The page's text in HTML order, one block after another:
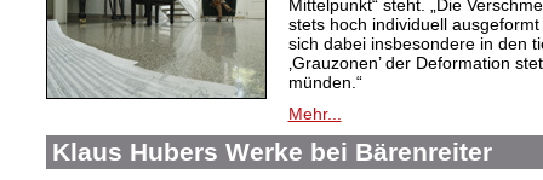
Mittelpunkt“ steht. „Die
stets hoch individuell ausgeformt
sich dabei insbesondere in den
‚Grauzonen’ der Deformation
münden.“
Mehr...
Klaus Hubers Werke bei Bärenreiter